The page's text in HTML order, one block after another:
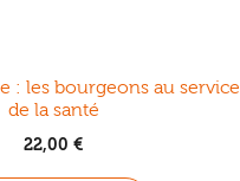
: les bourgeons au service
de la santé
22,00€